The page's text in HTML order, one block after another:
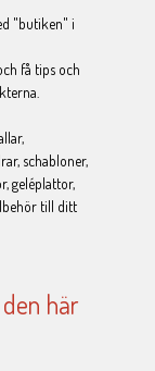
"butiken" i
få tips och
schabloner,
geléplattor,
till ditt
den här